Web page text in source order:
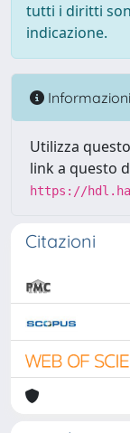
tutti i diritti
indicazione.
Informazioni
Utilizza
link a questo
https://
Citazioni